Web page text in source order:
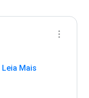
Leia Mais